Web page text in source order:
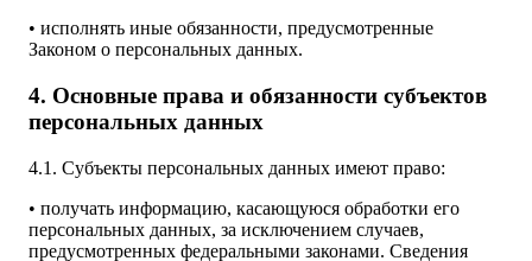
• исполнять иные обязанности, предусмотренные
Законом о персональных данных.
4. Основные права и обязанности субъектов
персональных данных
4.1. Субъекты персональных данных имеют право:
• получать информацию, касающуюся обработки его
персональных данных, за исключением случаев,
предусмотренных федеральными законами. Сведения